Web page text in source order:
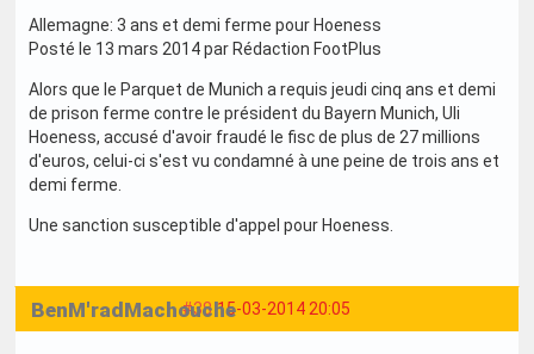
Allemagne: 3 ans et demi ferme pour Hoeness
Posté le 13 mars 2014 par Rédaction FootPlus
Alors que le Parquet de Munich a requis jeudi cinq ans et demi
de prison ferme contre le président du Bayern Munich, Uli
Hoeness, accusé d'avoir fraudé le fisc de plus de 27 millions
d'euros, celui-ci s'est vu condamné à une peine de trois ans et
demi ferme.
Une sanction susceptible d'appel pour Hoeness.
#38 15-03-2014 20:05
BenM'radMachouche